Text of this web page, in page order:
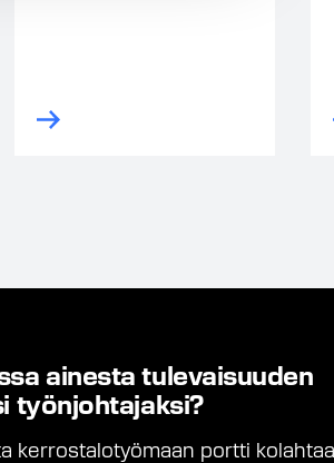
ainestatulevaisuuden
työnjohtajaksi?
kerrostalotyömaan portti